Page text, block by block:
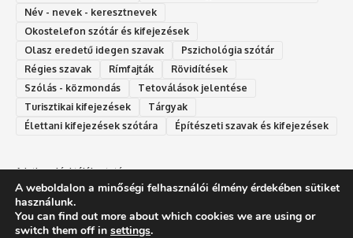
Név - nevek - keresztnevek
Okostelefon szótár és kifejezések
Olasz eredetű idegen szavak
Ps‮gólohciz‬ia s‮átóz‬r
Régies szavak
Rímfajták
Rövidítések
Szólás - közmondás
Tetoválások jelentése
Turisztikai kifejezések
Tárgyak
Élettani kifejezések szótára
Építészeti szavak és kifejezések
Adatkezelési tájékoztató
Felhasználási feltételek
A weboldalon a minőségi felhasználói élmény érdekében sütiket
használunk.
You can find out more about which cookies we are using or
switch them off in settings.